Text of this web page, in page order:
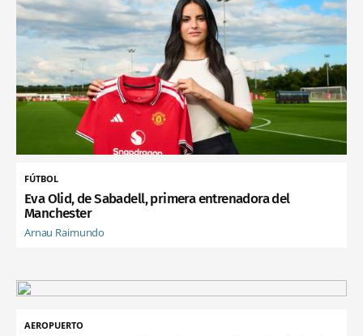
FÚTBOL
Eva Olid, de Sabadell, primera entrenadora del
Manchester
Arnau Raimundo
AEROPUERTO